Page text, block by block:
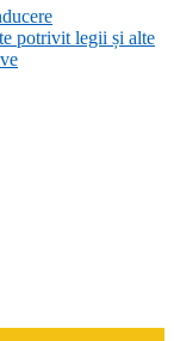
potrivit legii și alte